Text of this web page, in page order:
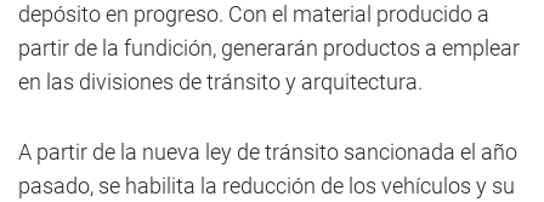
depósito en progreso. Con el material producido a
partir de la fundición, generarán productos a emplear
en las divisiones de tránsito y arquitectura.
A partir de la nueva ley de tránsito sancionada el año
pasado, se habilita la reducción de los vehículos y su